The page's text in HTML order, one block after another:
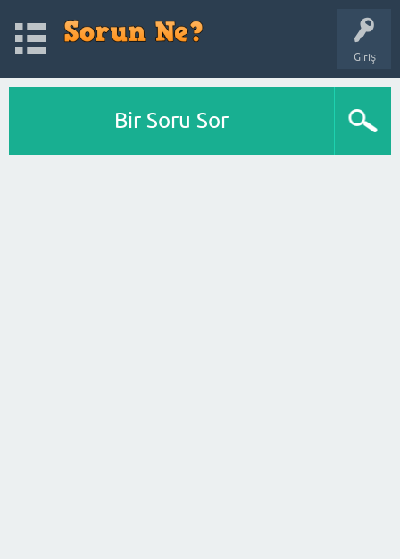
Giriş
Bir Soru Sor